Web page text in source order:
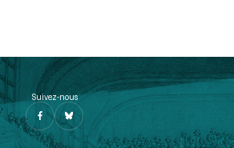
Suivez-nous